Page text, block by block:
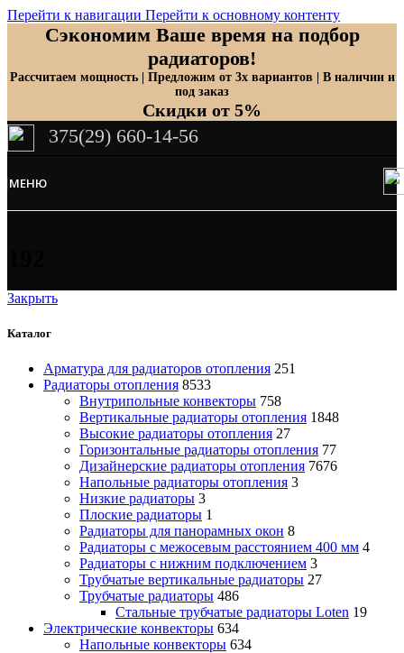
Перейти к навигации Перейти к основному контенту
Сэкономим Ваше время на подбор
радиаторов!
Рассчитаем мощность | Предложим от 3х вариантов | В наличии и
под заказ
Скидки от 5%
375(29) 660-14-56
МЕНЮ
Закрыть
Каталог
Арматура для радиаторов отопления 251
Радиаторы отопления 8533
Внутрипольные конвекторы 758
Вертикальные радиаторы отопления 1848
Высокие радиаторы отопления 27
Горизонтальные радиаторы отопления 77
Дизайнерские радиаторы отопления 7676
Напольные радиаторы отопления 3
Низкие радиаторы 3
Плоские радиаторы 1
Радиаторы для панорамных окон 8
Радиаторы с межосевым расстоянием 400 мм 4
Радиаторы с нижним подключением 3
Трубчатые вертикальные радиаторы 27
Трубчатые радиаторы 486
Cтальные трубчатые радиаторы Loten 19
Электрические конвекторы 634
Напольные конвекторы 634